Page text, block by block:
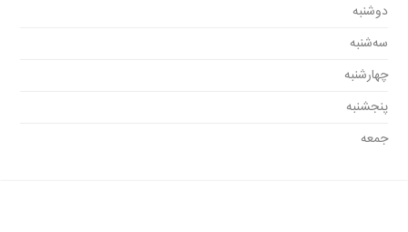
دوشنبه
سه‌شنبه
چهارشنبه
پنجشنبه
جمعه